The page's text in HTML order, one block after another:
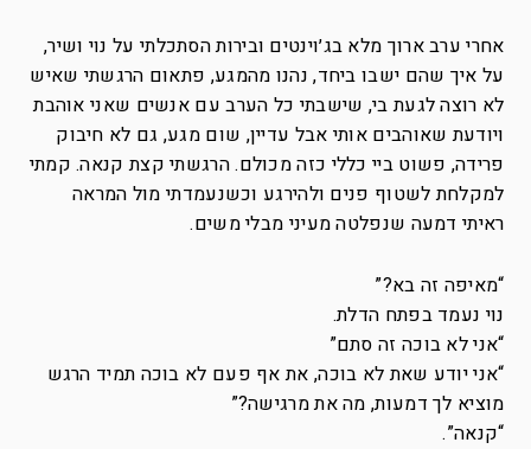
אחרי ערב ארוך מלא בג׳וינטים ובירות הסתכלתי על נוי ושיר,
על איך שהם ישבו ביחד, נהנו מהמגע, פתאום הרגשתי שאיש
לא רוצה לגעת בי, שישבתי כל הערב עם אנשים שאני אוהבת
ויודעת שאוהבים אותי אבל עדיין, שום מגע, גם לא חיבוק
פרידה, פשוט ביי כללי כזה מכולם. הרגשתי קצת קנאה. קמתי
למקלחת לשטוף פנים ולהירגע וכשנעמדתי מול המראה
ראיתי דמעה שנפלטה מעיני מבלי משים.
“מאיפה זה בא?”
נוי נעמד בפתח הדלת.
“אני לא בוכה זה סתם”
“אני יודע שאת לא בוכה, את אף פעם לא בוכה תמיד הרגש
מוציא לך דמעות, מה את מרגישה?”
“קנאה”.